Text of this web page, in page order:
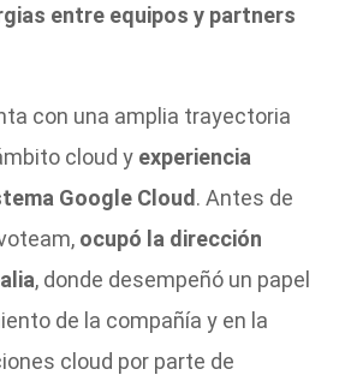
entre equipos y partners
con una amplia trayectoria
cloud y experiencia
Google Cloud. Antes de
ocupó la dirección
, donde desempeñó un papel
de la compañía y en la
cloud por parte de